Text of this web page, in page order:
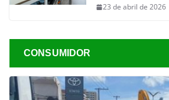
23 de abril de 2026
CONSUMIDOR